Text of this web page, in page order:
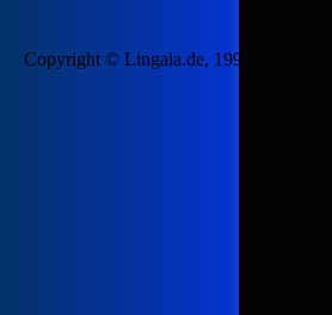
Copyright © Lingala.de, 1999-2026. Alle